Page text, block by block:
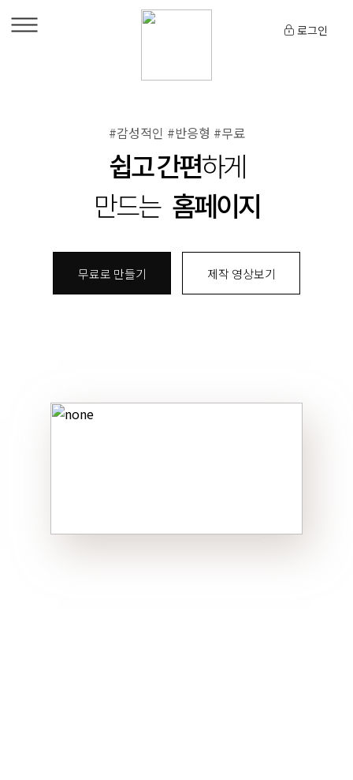
로그인
#감성적인 #반응형 #무료
쉽고 간편하게
만드는 홈페이지
무료로 만들기 제작 영상보기